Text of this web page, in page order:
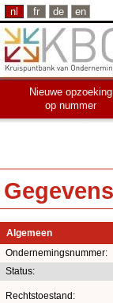
nl fr de en
Nieuwe opzoeking
op nummer
Algemeen
Ondernemingsnummer:
Status:
Rechtstoestand: